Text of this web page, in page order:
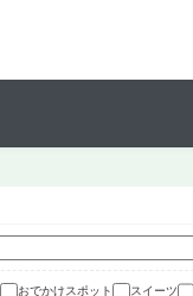
おでかけスポット スイーツ